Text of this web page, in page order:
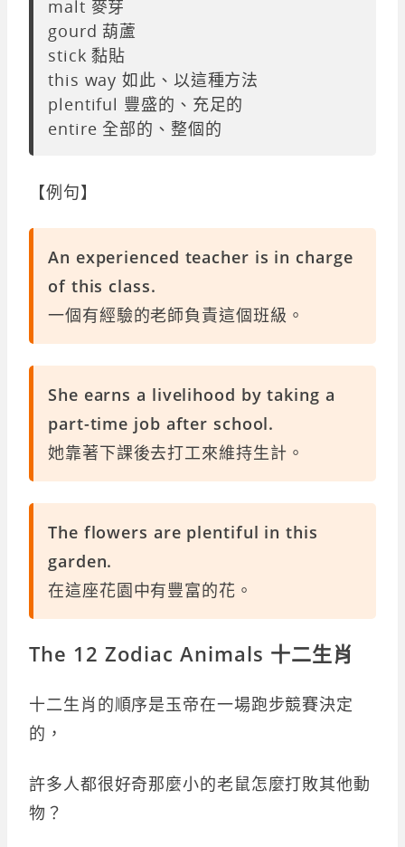
malt 麥芽
gourd 葫蘆
stick 黏貼
this way 如此、以這種方法
plentiful 豐盛的、充足的
entire 全部的、整個的
【例句】
An experienced teacher is in charge
of this class.
一個有經驗的老師負責這個班級。
She earns a livelihood by taking a
part-time job after school.
她靠著下課後去打工來維持生計。
The flowers are plentiful in this
garden.
在這座花園中有豐富的花。
The 12 Zodiac Animals 十二生肖
十二生肖的順序是玉帝在一場跑步競賽決定
的，
許多人都很好奇那麼小的老鼠怎麼打敗其他動
物？